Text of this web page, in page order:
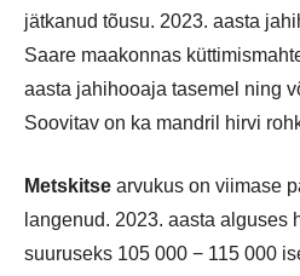
jätkanud tõusu. 2023. aasta
Saare maakonnas
aasta jahihooaja tasemel ning
Soovitav on ka mandril hirvi
Metskitse arvukus on viimase
langenud. 2023. aasta alguses
suuruseks 105 000 − 115 000